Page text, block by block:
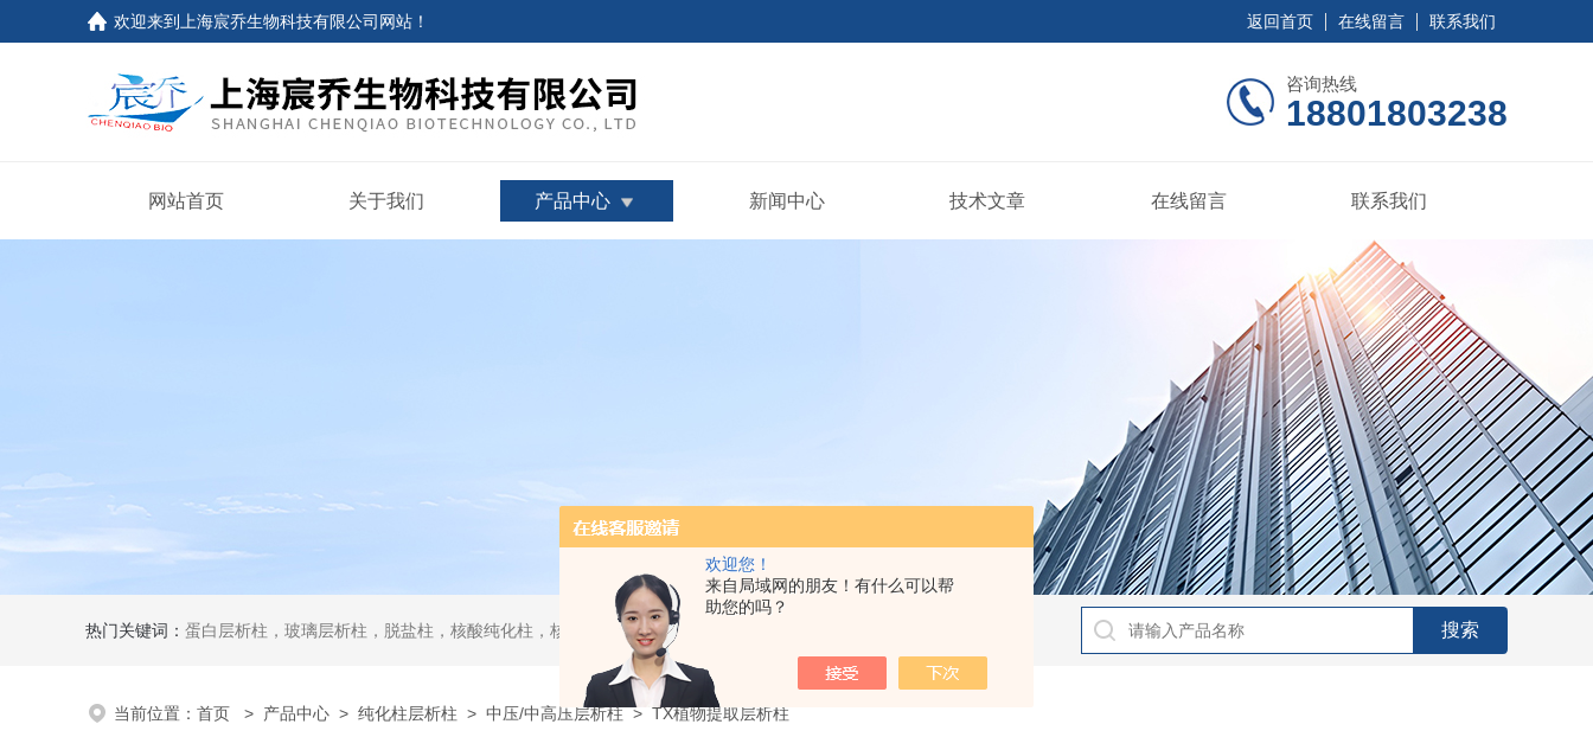
欢迎您！
来自局域网的朋友！有什么可以帮
助您的吗？
欢迎来到上海宸乔生物科技有限公司网站！ 返回首页 在线留言 联系我们
咨询热线
18801803238
网站首页 关于我们 产品中心 新闻中心 技术文章 在线留言 联系我们
热门关键词： 蛋白层析柱，玻璃层析柱，脱盐柱，核酸纯化柱，核酸分离柱，DAC制备柱，分子筛空柱，装柱机
当前位置： 首页 > 产品中心 > 纯化柱层析柱 > 中压/中高压层析柱> TX植物提取层析柱